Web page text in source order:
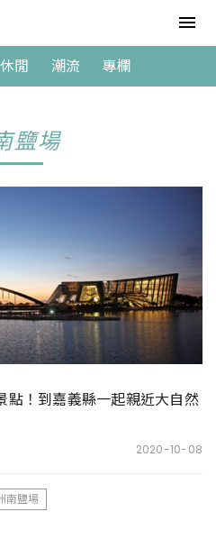
休閒 潮流 專欄
鹽場
點！到嘉義縣一起親近大自然
2020-10-08
南鹽場